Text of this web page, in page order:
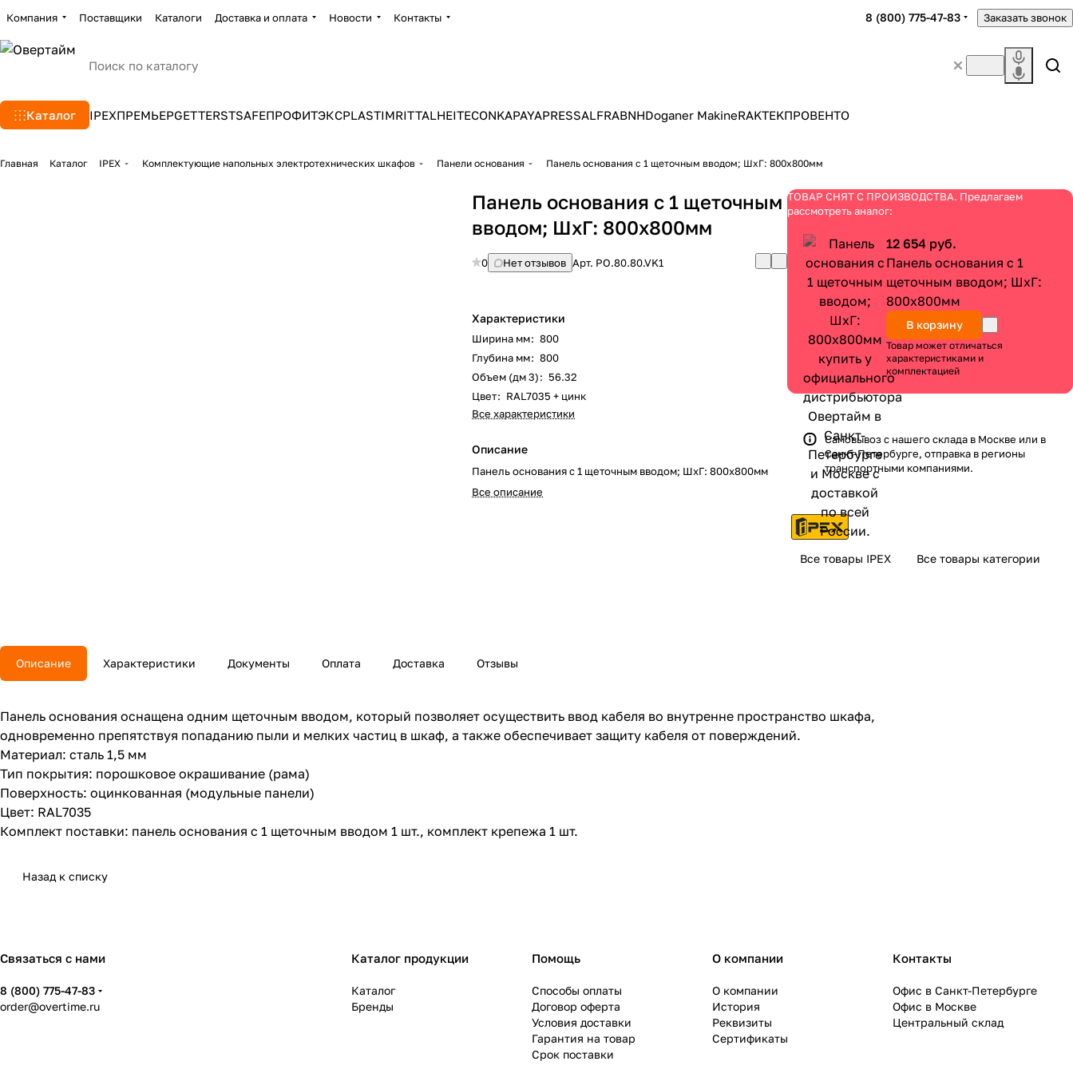
Компания Поставщики Каталоги Доставка и оплата Новости Контакты 8 (800) 775-47-83 Заказать звонок
Каталог IPEXПРЕМЬЕРGETTERSTSAFEПРОФИТЭКСPLASTIMRITTALHEITECONKAPAYAPRESSALFRABNHDoganer MakineRAKTEKПРОВЕНТО
Главная Каталог IPEX Комплектующие напольных электротехнических шкафов Панели основания Панель основания с 1 щеточным вводом; ШхГ: 800х800мм
Панель основания с 1 щеточным
вводом; ШхГ: 800х800мм
0 Нет отзывов Арт. PO.80.80.VK1
Характеристики
Ширина мм: 800
Глубина мм: 800
Объем (дм 3): 56.32
Цвет: RAL7035 + цинк
Все характеристики
Описание
Панель основания с 1 щеточным вводом; ШхГ: 800х800мм
Все описание
ТОВАР СНЯТ С ПРОИЗВОДСТВА. Предлагаем
рассмотреть аналог:
12 654 руб.
Панель основания с 1
щеточным вводом; ШхГ:
800х800мм
В корзину
Товар может отличаться
характеристиками и
комплектацией
Самовывоз с нашего склада в Москве или в
Санкт-Петербурге, отправка в регионы
транспортными компаниями.
Все товары IPEX Все товары категории
Описание Характеристики Документы Оплата Доставка Отзывы
Панель основания оснащена одним щеточным вводом, который позволяет осуществить ввод кабеля во внутренне пространство шкафа,
одновременно препятствуя попаданию пыли и мелких частиц в шкаф, а также обеспечивает защиту кабеля от поверждений.
Материал: сталь 1,5 мм
Тип покрытия: порошковое окрашивание (рама)
Поверхность: оцинкованная (модульные панели)
Цвет: RAL7035
Комплект поставки: панель основания с 1 щеточным вводом 1 шт., комплект крепежа 1 шт.
Назад к списку
Связаться с нами
8 (800) 775-47-83
order@overtime.ru
Каталог продукции
Каталог
Бренды
Помощь
Способы оплаты
Договор оферта
Условия доставки
Гарантия на товар
Срок поставки
О компании
О компании
История
Реквизиты
Сертификаты
Контакты
Офис в Санкт-Петербурге
Офис в Москве
Центральный склад